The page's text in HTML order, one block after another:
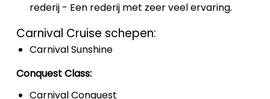
rederij - Een rederij met zeer veel ervaring.
Carnival Cruise schepen:
Carnival Sunshine
Conquest Class:
Carnival Conquest